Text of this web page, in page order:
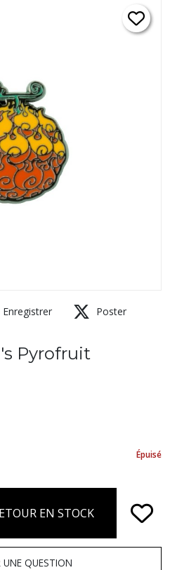
Enregistrer Poster
Pyrofruit
Épuisé
EN STOCK
QUESTION